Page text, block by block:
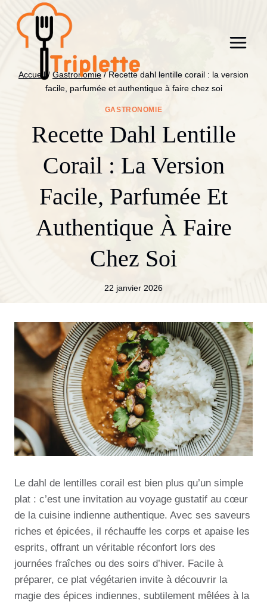
contenu
Accueil / Gastronomie / Recette dahl lentille corail : la version
facile, parfumée et authentique à faire chez soi
GASTRONOMIE
Recette Dahl Lentille
Corail : La Version
Facile, Parfumée Et
Authentique À Faire
Chez Soi
22 janvier 2026
Le dahl de lentilles corail est bien plus qu’un simple
plat : c’est une invitation au voyage gustatif au cœur
de la cuisine indienne authentique. Avec ses saveurs
riches et épicées, il réchauffe les corps et apaise les
esprits, offrant un véritable réconfort lors des
journées fraîches ou des soirs d’hiver. Facile à
préparer, ce plat végétarien invite à découvrir la
magie des épices indiennes, subtilement mêlées à la